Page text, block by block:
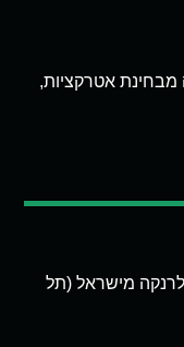
אטרקציות,
מישראל (תל